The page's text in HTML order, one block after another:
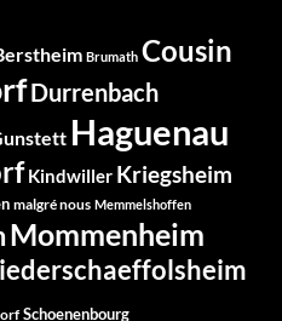
Brumath Cousin
Durrenbach
Haguenau
Kindwiller Kriegsheim
malgré nous Memmelshoffen
Mommenheim
Schoenenbourg